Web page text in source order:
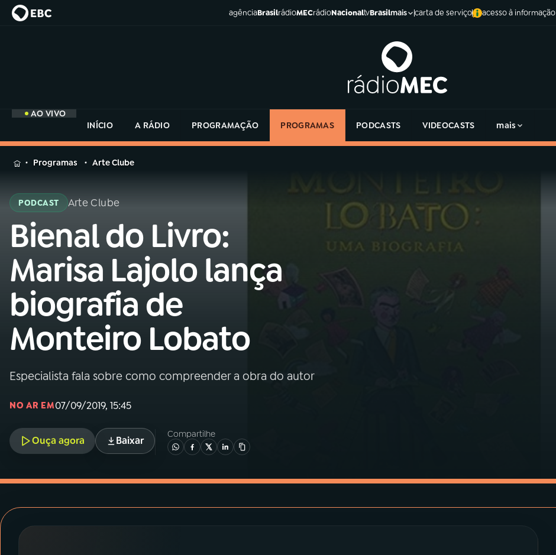
agênciaBrasilrádioMECrádioNacionaltvBrasilmais carta de serviço acesso à informação
AO VIVO
INÍCIO
A RÁDIO PROGRAMAÇÃO PROGRAMAS PODCASTS VIDEOCASTS mais
MENU
Buscar
na
Rádio
MEC
Início AO VIVO
01INÍCIO
02A RÁDIO
03PROGRAMAÇÃO
05PODCASTS
na
Rádio
MEC
Programas Arte Clube
PODCAST Arte Clube
Bienal do Livro:
Marisa Lajolo lança
biografia de
Monteiro Lobato
Especialista fala sobre como compreender a obra do autor
NO AR EM07/09/2019, 15:45
Ouça agora Baixar
Compartilhe